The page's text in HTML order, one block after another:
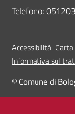
Telefono:
Accessibilità
Informativa sul
© Comune di